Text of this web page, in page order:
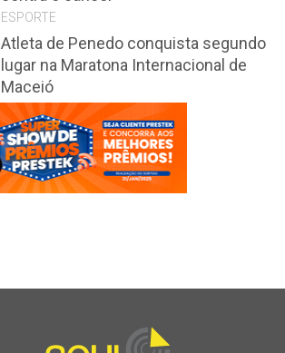
ESPORTE
Atleta de Penedo conquista segundo
lugar na Maratona Internacional de
Maceió